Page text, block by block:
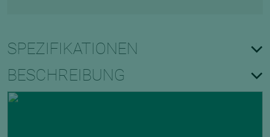
SPEZIFIKATIONEN
BESCHREIBUNG